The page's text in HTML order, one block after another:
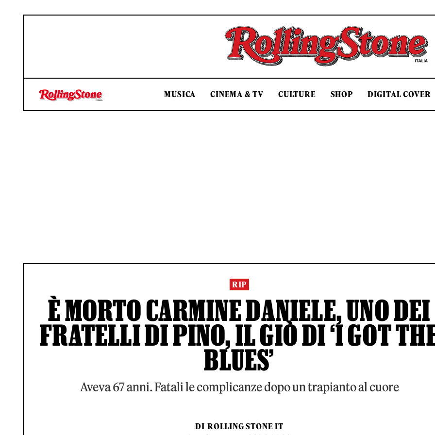
Rolling Stone Italia
MUSICA CINEMA & TV CULTURE SHOP DIGITAL COVER
RIP
È MORTO CARMINE DANIELE, UNO DEI
FRATELLI DI PINO, IL GIÒ DI ‘I GOT
BLUES’
Aveva 67 anni. Fatali le complicanze dopo un trapianto al cuore
DI ROLLING STONE IT